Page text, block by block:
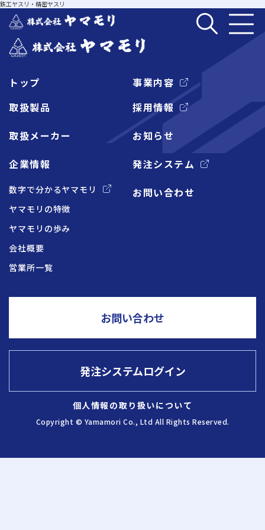
事業内容
取扱製品
取扱メーカー
採用情報
発注システムログイン
鉄工ヤスリ・精密ヤスリ
トップ
企業情報
数字で分かるヤマモリ
ヤマモリの特徴
ヤマモリの歩み
会社概要
営業所一覧
事業内容
取扱製品
取扱メーカー
採用情報
お知らせ
発注システム
お問い合わせ
個人情報の取り扱いについて
Copyright © Yamamori Co., Ltd All Rights Reserved.
お問い合わせ
発注システムログイン